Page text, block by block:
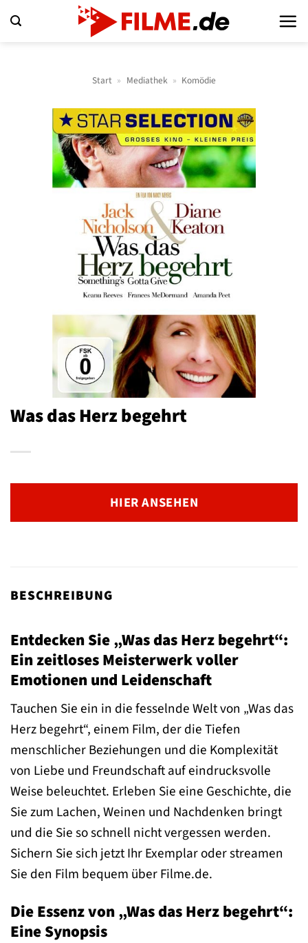
Inhalt
Start » Mediathek » Komödie
Was das Herz begehrt
HIER ANSEHEN
BESCHREIBUNG
Entdecken Sie „Was das Herz begehrt“:
Ein zeitloses Meisterwerk voller
Emotionen und Leidenschaft
Tauchen Sie ein in die fesselnde Welt von „Was das
Herz begehrt“, einem Film, der die Tiefen
menschlicher Beziehungen und die Komplexität
von Liebe und Freundschaft auf eindrucksvolle
Weise beleuchtet. Erleben Sie eine Geschichte, die
Sie zum Lachen, Weinen und Nachdenken bringt
und die Sie so schnell nicht vergessen werden.
Sichern Sie sich jetzt Ihr Exemplar oder streamen
Sie den Film bequem über Filme.de.
Die Essenz von „Was das Herz begehrt“:
Eine Synopsis